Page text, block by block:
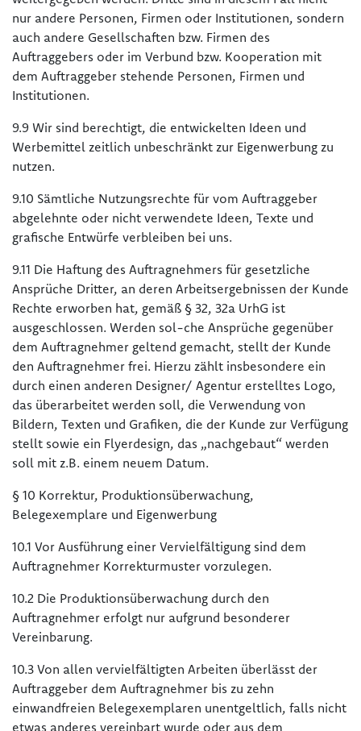
nur andere Personen, Firmen oder Institutionen, sondern
auch andere Gesellschaften bzw. Firmen des
Auftraggebers oder im Verbund bzw. Kooperation mit
dem Auftraggeber stehende Personen, Firmen und
Institutionen.
9.9 Wir sind berechtigt, die entwickelten Ideen und
Werbemittel zeitlich unbeschränkt zur Eigenwerbung zu
nutzen.
9.10 Sämtliche Nutzungsrechte für vom Auftraggeber
abgelehnte oder nicht verwendete Ideen, Texte und
grafische Entwürfe verbleiben bei uns.
9.11 Die Haftung des Auftragnehmers für gesetzliche
Ansprüche Dritter, an deren Arbeitsergebnissen der Kunde
Rechte erworben hat, gemäß § 32, 32a UrhG ist
ausgeschlossen. Werden sol-che Ansprüche gegenüber
dem Auftragnehmer geltend gemacht, stellt der Kunde
den Auftragnehmer frei. Hierzu zählt insbesondere ein
durch einen anderen Designer/ Agentur erstelltes Logo,
das überarbeitet werden soll, die Verwendung von
Bildern, Texten und Grafiken, die der Kunde zur Verfügung
stellt sowie ein Flyerdesign, das „nachgebaut“ werden
soll mit z.B. einem neuem Datum.
§ 10 Korrektur, Produktionsüberwachung,
Belegexemplare und Eigenwerbung
10.1 Vor Ausführung einer Vervielfältigung sind dem
Auftragnehmer Korrekturmuster vorzulegen.
10.2 Die Produktionsüberwachung durch den
Auftragnehmer erfolgt nur aufgrund besonderer
Vereinbarung.
10.3 Von allen vervielfältigten Arbeiten überlässt der
Auftraggeber dem Auftragnehmer bis zu zehn
einwandfreien Belegexemplaren unentgeltlich, falls nicht
etwas anderes vereinbart wurde oder aus dem